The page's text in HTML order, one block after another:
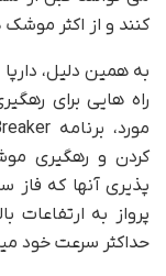
کنند و از اکثر
به همین دلیل،
راه هایی برای
کردن و رهگیری
پذیری آنها که فاز
پرواز به
حداکثر سرعت خود